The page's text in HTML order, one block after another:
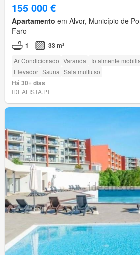
155 000 €
Apartamento em Alvor, Município de
Faro
1 33 m²
Ar Condicionado Varanda Totalmente
Elevador Sauna Sala multiuso
Há 30+ dias
IDEALISTA.PT